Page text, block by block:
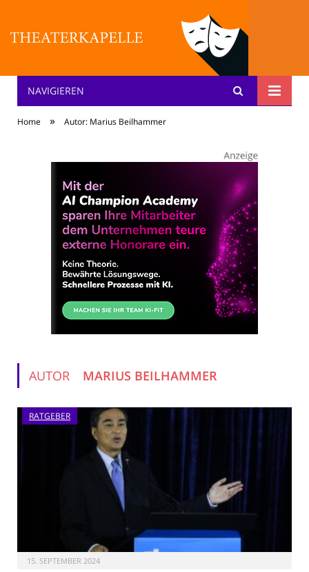
Theater: [KA] :pelle
NAVIGIEREN
Home » Autor: Marius Beilhammer
AUTOR MARIUS BEILHAMMER
RATGEBER
15. SEPTEMBER 2024